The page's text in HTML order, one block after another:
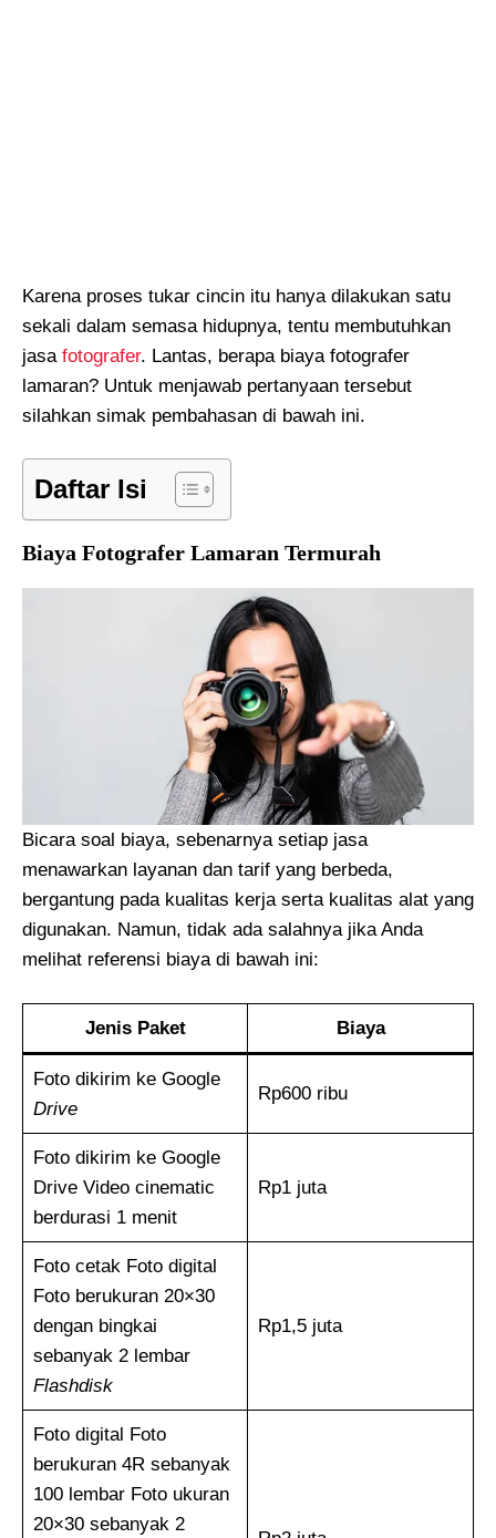
Karena proses tukar cincin itu hanya dilakukan satu
sekali dalam semasa hidupnya, tentu membutuhkan
jasa fotografer. Lantas, berapa biaya fotografer
lamaran? Untuk menjawab pertanyaan tersebut
silahkan simak pembahasan di bawah ini.
Daftar Isi
Biaya Fotografer Lamaran Termurah
Bicara soal biaya, sebenarnya setiap jasa
menawarkan layanan dan tarif yang berbeda,
bergantung pada kualitas kerja serta kualitas alat yang
digunakan. Namun, tidak ada salahnya jika Anda
melihat referensi biaya di bawah ini:
Jenis Paket Biaya
Foto dikirim ke Google
Drive
Rp600 ribu
Foto dikirim ke Google
Drive Video cinematic
berdurasi 1 menit
Rp1 juta
Foto cetak Foto digital
Foto berukuran 20×30
dengan bingkai
sebanyak 2 lembar
Flashdisk
Rp1,5 juta
Foto digital Foto
berukuran 4R sebanyak
100 lembar Foto ukuran
20×30 sebanyak 2